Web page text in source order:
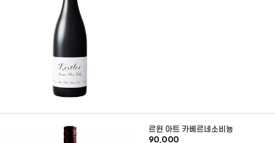
르윈 아트 카베르네소비뇽
90,000